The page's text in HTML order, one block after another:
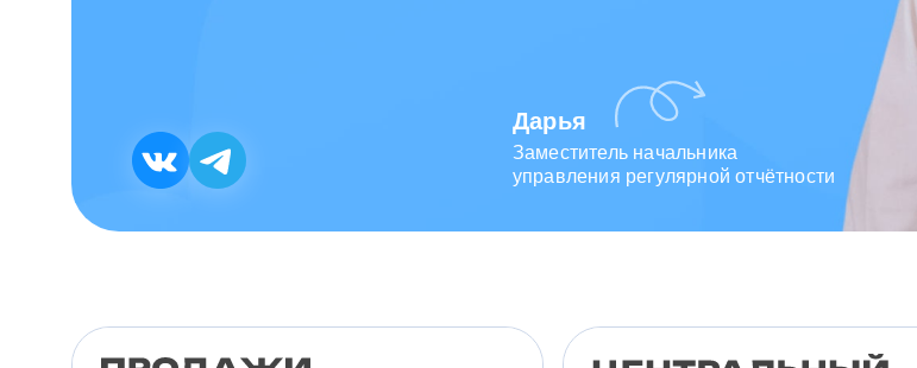
Дарья
Заместитель начальника
управления регулярной отчётности